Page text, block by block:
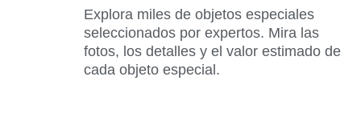
Explora miles de objetos especiales
seleccionados por expertos. Mira las
fotos, los detalles y el valor estimado de
cada objeto especial.